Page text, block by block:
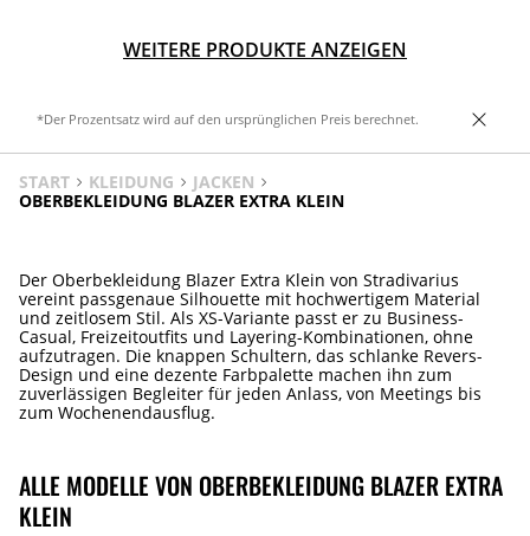
WEITERE PRODUKTE ANZEIGEN
*Der Prozentsatz wird auf den ursprünglichen Preis berechnet.
START KLEIDUNG
JACKEN
OBERBEKLEIDUNG BLAZER EXTRA KLEIN
Der Oberbekleidung Blazer Extra Klein von Stradivarius
vereint passgenaue Silhouette mit hochwertigem Material
und zeitlosem Stil. Als XS-Variante passt er zu Business-
Casual, Freizeitoutfits und Layering-Kombinationen, ohne
aufzutragen. Die knappen Schultern, das schlanke Revers-
Design und eine dezente Farbpalette machen ihn zum
zuverlässigen Begleiter für jeden Anlass, von Meetings bis
zum Wochenendausflug.
ALLE MODELLE VON OBERBEKLEIDUNG BLAZER EXTRA
KLEIN